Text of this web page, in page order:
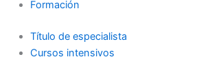
a
g
b
o b
Formación
Título de especialista
Cursos intensivos